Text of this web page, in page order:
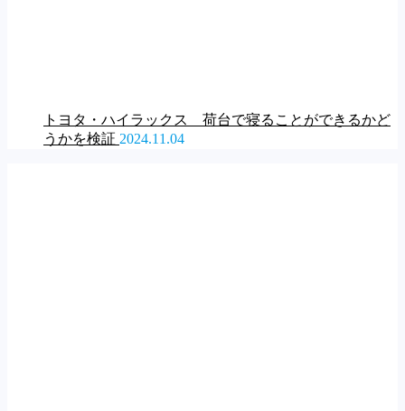
トヨタ・ハイラックス 荷台で寝ることができるかど
うかを検証 2024.11.04